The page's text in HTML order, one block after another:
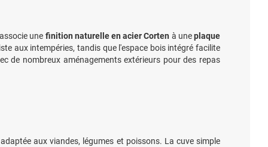
une finition naturelle en acier Corten à uneplaque
aux intempéries, tandis que l'espace bois intégré facilite
de nombreux aménagements extérieurs pour des repas
aux viandes, légumes et poissons. La cuve simple